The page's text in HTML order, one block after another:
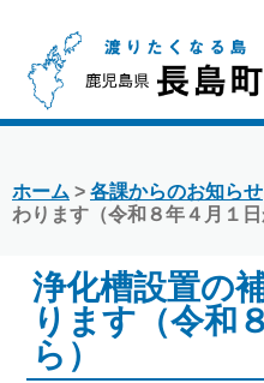
ホーム > 各課からのお知らせ
わります（令和８年４月１日
浄化槽設置の
ります（令和
ら）